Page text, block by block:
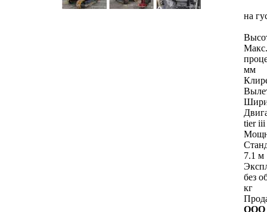
на
мм
tier iii
7.1 м
без
кг
ООО